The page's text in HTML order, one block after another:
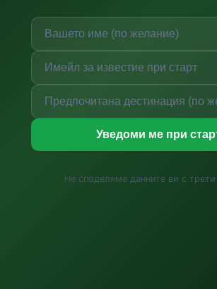
Уведоми ме при
Не споделяме данните ви с трети